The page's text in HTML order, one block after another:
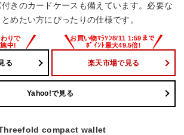
きのカードケースも備えています。必要な
めたい方にぴったりの仕様です。
る 楽天市場で見る
Yahoo!で見る
Threefold compact wallet